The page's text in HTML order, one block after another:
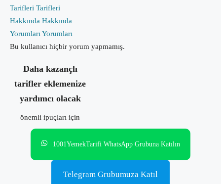
Tarifleri Tarifleri
Hakkında Hakkında
Yorumları Yorumları
Bu kullanıcı hiçbir yorum yapmamış.
Daha kazançlı
tarifler eklemenize
yardımcı olacak
önemli ipuçları için
1001YemekTarifi WhatsApp Grubuna Katılın
Telegram Grubumuza Katıl